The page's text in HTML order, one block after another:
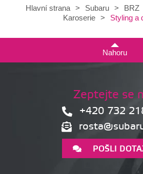
Hlavní strana
> Subaru > BRZ
Karoserie
> Styling a
Nahoru
Zeptejte se
+420 732
POŠLI